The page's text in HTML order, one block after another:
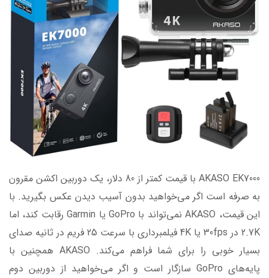
AKASO EK7000 با قیمت کمتر از 80 دلار، یک دوربین اکشن مقرون
به صرفه است اگر می‌خواهید بدون آسیب دیدن عکس بگیرید. با
این قیمت، AKASO نمی‌تواند با GoPro یا Garmin رقابت کند، اما
2.7K در 30fps یا 4K فیلمبرداری با سرعت 25 فریم در ثانیه صدای
بسیار خوبی را برای شما فراهم می‌کند. AKASO همچنین با
پایه‌های GoPro سازگار است و اگر می‌خواهید از دوربین دوم